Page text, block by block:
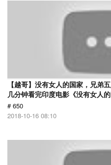
【越哥】没有女人的国家，兄弟
几分钟看完印度电影《没有女人的
# 650
2018-10-16 08:10